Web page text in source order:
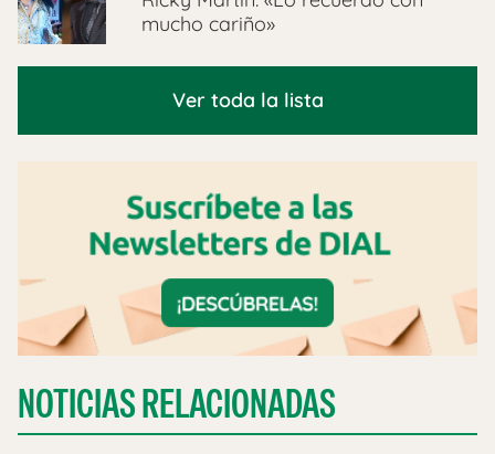
mucho cariño»
Ver toda la lista
NOTICIAS RELACIONADAS